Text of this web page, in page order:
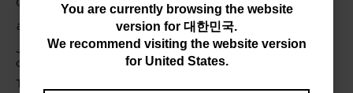
You
are
You are currently browsing the website
version for 대한민국.
We recommend visiting the website version
for United States.